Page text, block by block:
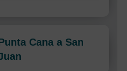
Cana a San